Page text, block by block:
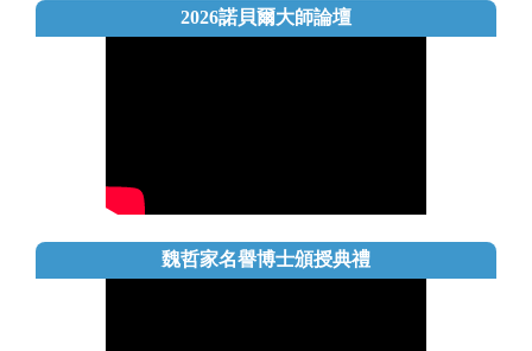
2026諾貝爾大師論壇
魏哲家名譽博士頒授典禮